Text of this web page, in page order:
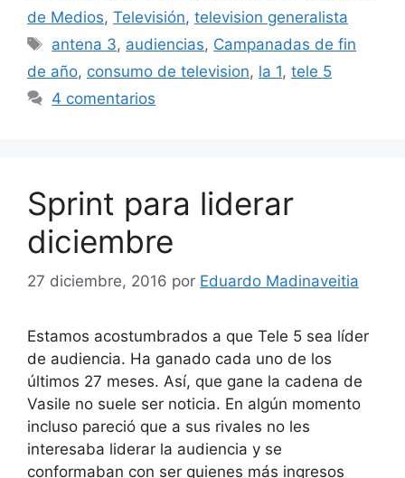
de Medios, Televisión, television generalista
Etiquetas
antena 3, audiencias, Campanadas de fin
de año, consumo de television, la 1, tele 5
4 comentarios
Sprint para liderar
diciembre
27 diciembre, 2016 por Eduardo Madinaveitia
Estamos acostumbrados a que Tele 5 sea líder
de audiencia. Ha ganado cada uno de los
últimos 27 meses. Así, que gane la cadena de
Vasile no suele ser noticia. En algún momento
incluso pareció que a sus rivales no les
interesaba liderar la audiencia y se
conformaban con ser quienes más ingresos